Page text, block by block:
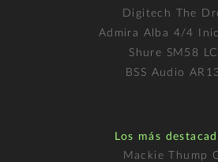
Digitech The
Admira Alba 4/4
Shure SM58
BSS Audio
Los más
Mackie Thump